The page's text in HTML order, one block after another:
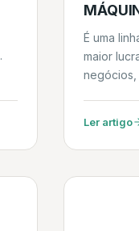
É uma
maior
negócios,
de baixa
Ler artigo